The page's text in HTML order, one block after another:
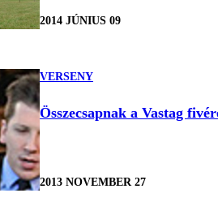
2014 JÚNIUS 09
VERSENY
Összecsapnak a Vastag
2013 NOVEMBER 27